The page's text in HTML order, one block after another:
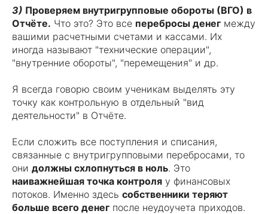
3) Проверяем внутригрупповые обороты (ВГО) в
Отчёте. Что это? Это все перебросы денег между
вашими расчетными счетами и кассами. Их
иногда называют "технические операции",
"внутренние обороты", "перемещения" и др.
Я всегда говорю своим ученикам выделять эту
точку как контрольную в отдельный "вид
деятельности" в Отчёте.
Если сложить все поступления и списания,
связанные с внутригрупповыми перебросами, то
они должны схлопнуться в ноль. Это
наиважнейшая точка контроля у финансовых
потоков. Именно здесь собственники теряют
больше всего денег после неудоучета приходов.